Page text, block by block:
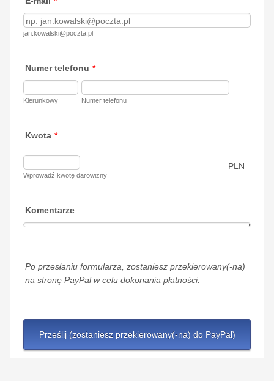
jan.kowalski@poczta.pl
Numer telefonu *
Kierunkowy Numer telefonu
Kwota *
PLN
Wprowadź kwotę darowizny
Komentarze
Po przesłaniu formularza, zostaniesz przekierowany(-na)
na stronę PayPal w celu dokonania płatności.
Prześlij (zostaniesz przekierowany(-na) do PayPal)